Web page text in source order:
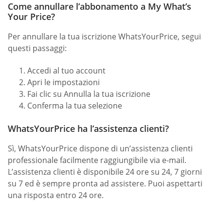
Come annullare l’abbonamento a My What’s
Your Price?
Per annullare la tua iscrizione WhatsYourPrice, segui
questi passaggi:
Accedi al tuo account
Apri le impostazioni
Fai clic su Annulla la tua iscrizione
Conferma la tua selezione
WhatsYourPrice ha l’assistenza clienti?
Sì, WhatsYourPrice dispone di un’assistenza clienti
professionale facilmente raggiungibile via e-mail.
L’assistenza clienti è disponibile 24 ore su 24, 7 giorni
su 7 ed è sempre pronta ad assistere. Puoi aspettarti
una risposta entro 24 ore.